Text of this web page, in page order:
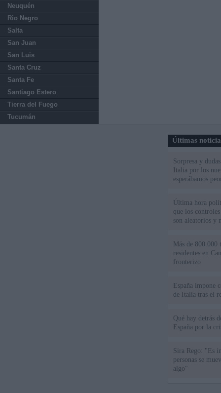
Neuquén
Rio Negro
Salta
San Juan
San Luis
Santa Cruz
Santa Fe
Santiago Estero
Tierra del Fuego
Tucumán
Últimas
Sorpresa y
Italia por los
esperábamos
Última hora
que los
son aleatorios y
Más de 800.000
residentes en
fronterizo
España impone
de Italia tras el
Qué hay detrás
España por la
Sira Rego: "Es
personas se
algo"